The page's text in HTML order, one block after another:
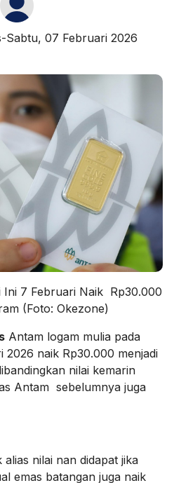
Sabtu, 07 Februari 2026
Ini 7 Februari Naik Rp30.000
(Foto: Okezone)
Antam logam mulia pada
2026 naik Rp30.000 menjadi
nilai kemarin
Antam sebelumnya juga
nilai nan didapat jika
emas batangan juga naik